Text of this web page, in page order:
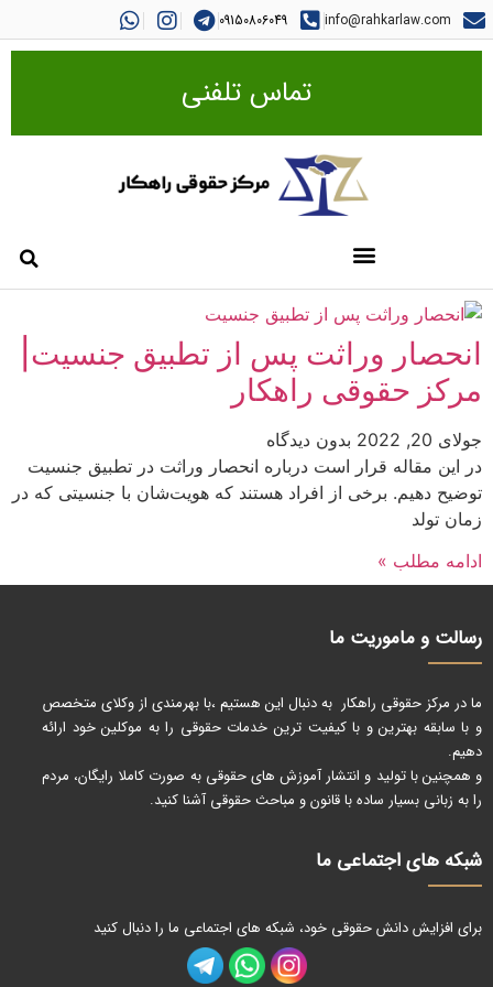
info@rahkarlaw.com
09150806049
تماس تلفنی
انحصار وراثت پس از تطبیق جنسیت|
مرکز حقوقی راهکار
جولای 20, 2022
بدون دیدگاه
در این مقاله قرار است درباره انحصار وراثت در تطبیق جنسیت
توضیح دهیم. برخی از افراد هستند که هویت‌شان با جنسیتی که در
زمان تولد
ادامه مطلب »
رسالت و ماموریت ما
ما در مرکز حقوقی راهکار به دنبال این هستیم ،با بهرمندی از وکلای متخصص
و با سابقه بهترین و با کیفیت ترین خدمات حقوقی را به موکلین خود ارائه
دهیم.
و همچنین با تولید و انتشار آموزش های حقوقی به صورت کاملا رایگان، مردم
را به زبانی بسیار ساده با قانون و مباحث حقوقی آشنا کنید.
شبکه های اجتماعی ما
برای افزایش دانش حقوقی خود، شبکه های اجتماعی ما را دنبال کنید